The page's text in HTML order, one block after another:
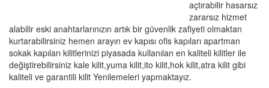
açtırabilir hasarsız
zararsız hizmet
alabilir eski anahtarlarınızın artık bir güvenlik zafiyeti olmaktan
kurtarabilirsiniz hemen arayın ev kapısı ofis kapıları apartman
sokak kapıları kilitlerinizi piyasada kullanılan en kaliteli kilitler ile
değiştirebilirsiniz kale kilit,yuma kilit,ito kilit,hok kilit,atra kilit gibi
kaliteli ve garantili kilit Yenilemeleri yapmaktayız.